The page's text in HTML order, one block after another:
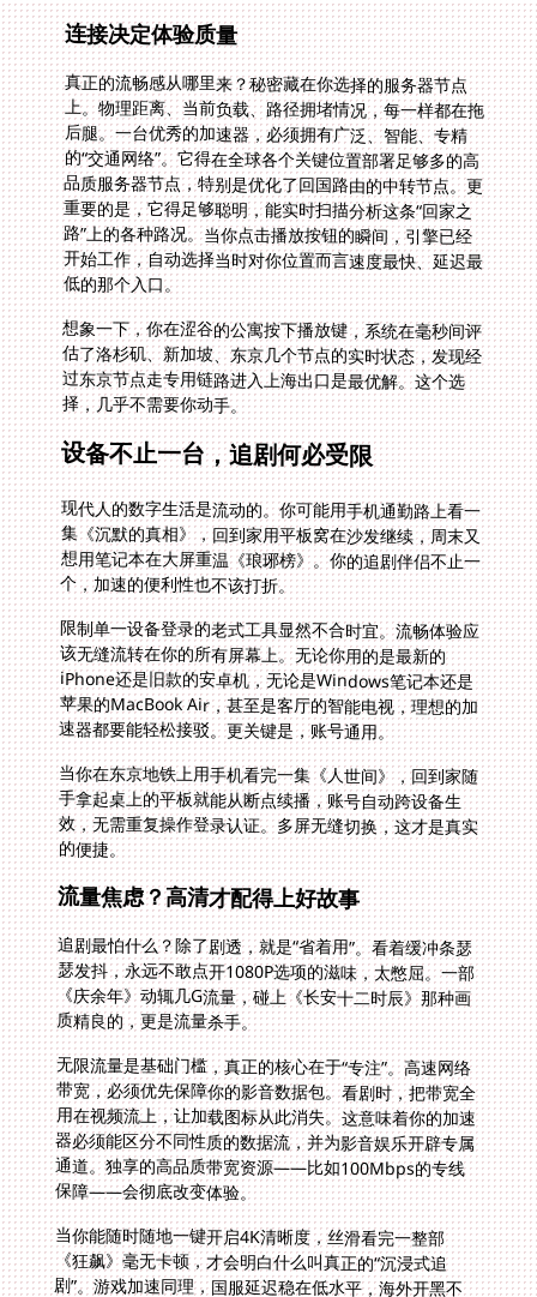
连接决定体验质量
真正的流畅感从哪里来？秘密藏在你选择的服务器节点
上。物理距离、当前负载、路径拥堵情况，每一样都在拖
后腿。一台优秀的加速器，必须拥有广泛、智能、专精
的“交通网络”。它得在全球各个关键位置部署足够多的高
品质服务器节点，特别是优化了回国路由的中转节点。更
重要的是，它得足够聪明，能实时扫描分析这条“回家之
路”上的各种路况。当你点击播放按钮的瞬间，引擎已经
开始工作，自动选择当时对你位置而言速度最快、延迟最
低的那个入口。
想象一下，你在涩谷的公寓按下播放键，系统在毫秒间评
估了洛杉矶、新加坡、东京几个节点的实时状态，发现经
过东京节点走专用链路进入上海出口是最优解。这个选
择，几乎不需要你动手。
设备不止一台，追剧何必受限
现代人的数字生活是流动的。你可能用手机通勤路上看一
集《沉默的真相》，回到家用平板窝在沙发继续，周末又
想用笔记本在大屏重温《琅琊榜》。你的追剧伴侣不止一
个，加速的便利性也不该打折。
限制单一设备登录的老式工具显然不合时宜。流畅体验应
该无缝流转在你的所有屏幕上。无论你用的是最新的
iPhone还是旧款的安卓机，无论是Windows笔记本还是
苹果的MacBook Air，甚至是客厅的智能电视，理想的加
速器都要能轻松接驳。更关键是，账号通用。
当你在东京地铁上用手机看完一集《人世间》，回到家随
手拿起桌上的平板就能从断点续播，账号自动跨设备生
效，无需重复操作登录认证。多屏无缝切换，这才是真实
的便捷。
流量焦虑？高清才配得上好故事
追剧最怕什么？除了剧透，就是“省着用”。看着缓冲条瑟
瑟发抖，永远不敢点开1080P选项的滋味，太憋屈。一部
《庆余年》动辄几G流量，碰上《长安十二时辰》那种画
质精良的，更是流量杀手。
无限流量是基础门槛，真正的核心在于“专注”。高速网络
带宽，必须优先保障你的影音数据包。看剧时，把带宽全
用在视频流上，让加载图标从此消失。这意味着你的加速
器必须能区分不同性质的数据流，并为影音娱乐开辟专属
通道。独享的高品质带宽资源——比如100Mbps的专线
保障——会彻底改变体验。
当你能随时随地一键开启4K清晰度，丝滑看完一整部
《狂飙》毫无卡顿，才会明白什么叫真正的“沉浸式追
剧”。游戏加速同理，国服延迟稳在低水平，海外开黑不